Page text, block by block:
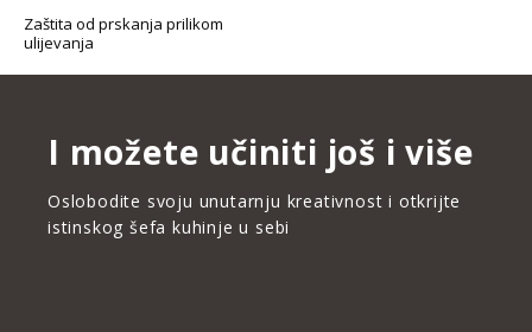
Zaštita od prskanja prilikom
ulijevanja
I možete učiniti još i više
Oslobodite svoju unutarnju kreativnost i otkrijte
istinskog šefa kuhinje u sebi